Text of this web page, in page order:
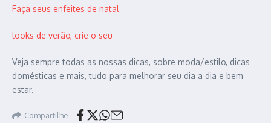
Faça seus enfeites de natal
looks de verão, crie o seu
Veja sempre todas as nossas dicas, sobre moda/estilo, dicas
domésticas e mais, tudo para melhorar seu dia a dia e bem
estar.
Compartilhe